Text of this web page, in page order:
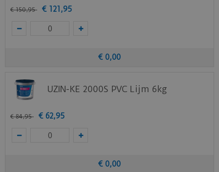
€ 150,95 € 121 ,95
€ 0,00
UZIN-KE 2000S PVC Lijm 6kg
€ 84,95 € 62,95
€ 0,00